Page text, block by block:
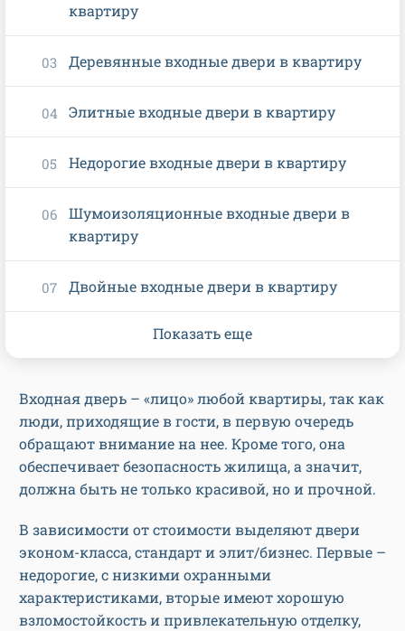
Входная дверь – «лицо» любой квартиры, так как
люди, приходящие в гости, в первую очередь
обращают внимание на нее. Кроме того, она
обеспечивает безопасность жилища, а значит,
должна быть не только красивой, но и прочной.
В зависимости от стоимости выделяют двери
эконом-класса, стандарт и элит/бизнес. Первые –
недорогие, с низкими охранными
характеристиками, вторые имеют хорошую
взломостойкость и привлекательную отделку,
квартиру
Деревянные входные двери в квартиру
Элитные входные двери в квартиру
Недорогие входные двери в квартиру
Шумоизоляционные входные двери в
квартиру
Двойные входные двери в квартиру
Показать еще